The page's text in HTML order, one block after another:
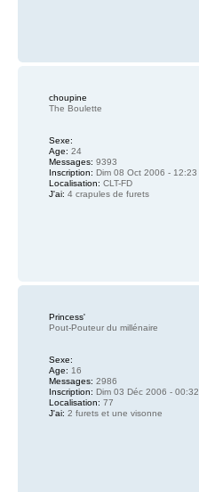
choupine
The Boulette
Sexe:
Age: 24
Messages: 9393
Inscription: Dim 08 Oct 2006 - 12:23
Localisation: CLT-FD
J'ai: 4 crapules de furets
Princess'
Pout-Pouteur du millénaire
Sexe:
Age: 16
Messages: 2986
Inscription: Dim 03 Déc 2006 - 00:32
Localisation: 77
J'ai: 2 furets et une visonne